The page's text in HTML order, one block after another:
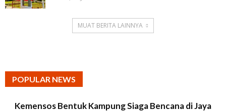
MUAT BERITA LAINNYA
POPULAR NEWS
Kemensos Bentuk Kampung Siaga Bencana di Jaya